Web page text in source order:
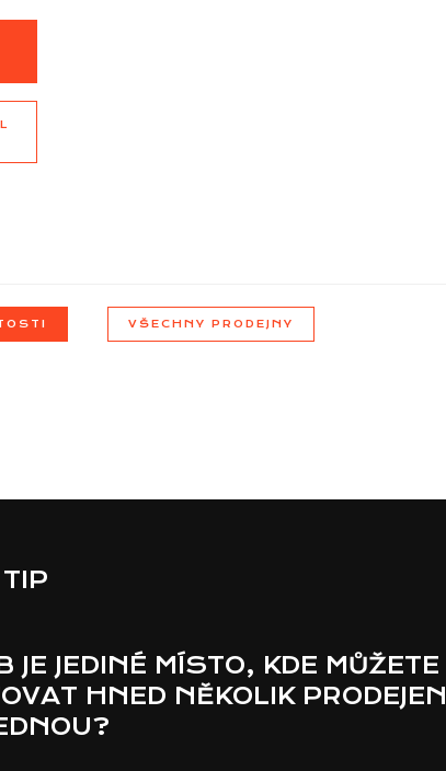
VŠECHNY PRODEJNY
TIP
JEDINÉ MÍSTO, KDE MŮŽETE
HNED NĚKOLIK PRODEJEN